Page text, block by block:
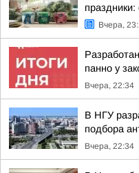
Вчера,
панно у
Вчера, 22:34
В НГУ
подбора
Вчера, 22:34